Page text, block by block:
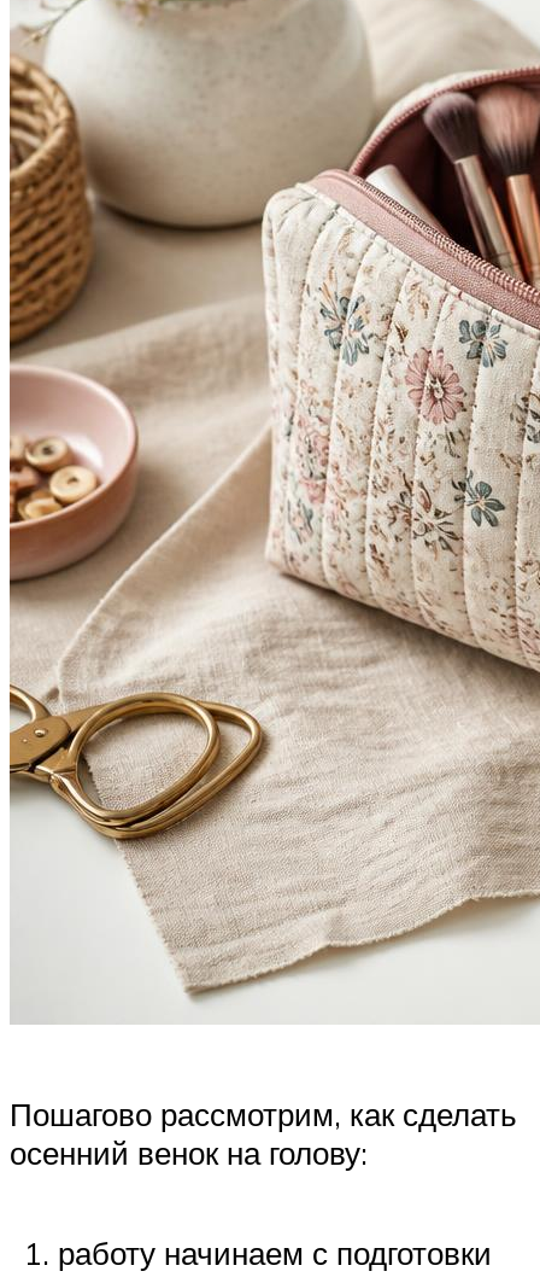
Пошагово рассмотрим, как сделать
осенний венок на голову:
работу начинаем с подготовки